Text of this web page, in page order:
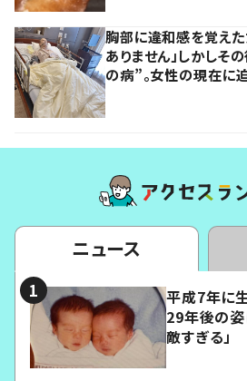
胸部に違和感を覚え
ありません」しかし
の病”。女性の現在に
ニュース
平成7年に
29年後の姿
敵すぎる」